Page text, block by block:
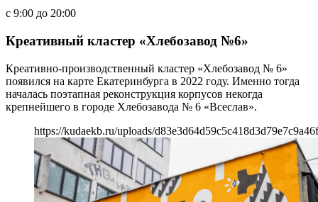
c 9:00 до 20:00
Креативный кластер «Хлебозавод №6»
Креативно-производственный кластер «Хлебозавод № 6»
появился на карте Екатеринбурга в 2022 году. Именно тогда
началась поэтапная реконструкция корпусов некогда
крепнейшего в городе Хлебозавода № 6 «Всеслав».
https://kudaekb.ru/uploads/